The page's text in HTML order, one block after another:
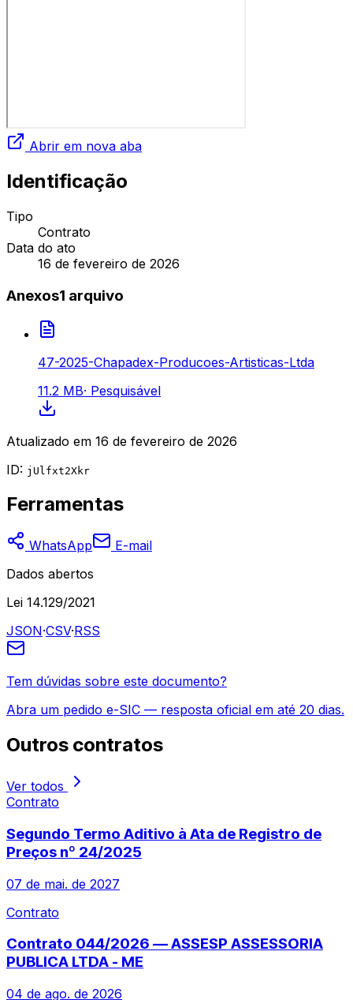
Abrir em nova aba
Identificação
Tipo
Contrato
Data do ato
16 de fevereiro de 2026
Anexos1 arquivo
47-2025-Chapadex-Producoes-Artisticas-Ltda
11.2 MB· Pesquisável
Atualizado em 16 de fevereiro de 2026
ID: jUlfxt2Xkr
Ferramentas
WhatsApp
E-mail
Dados abertos
Lei 14.129/2021
JSON·CSV·RSS
Tem dúvidas sobre este documento?
Abra um pedido e-SIC — resposta oficial em até 20 dias.
Outros contratos
Ver todos
Contrato
Segundo Termo Aditivo à Ata de Registro de
Preços nº 24/2025
07 de mai. de 2027
Contrato
Contrato 044/2026 — ASSESP ASSESSORIA
PUBLICA LTDA - ME
04 de ago. de 2026